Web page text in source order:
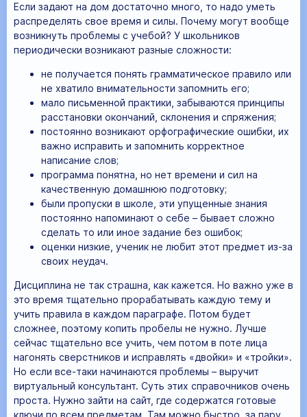
Если задают на дом достаточно много, то надо уметь
распределять свое время и силы. Почему могут вообще
возникнуть проблемы с учебой? У школьников
периодически возникают разные сложности:
не получается понять грамматическое правило или
не хватило внимательности запомнить его;
мало письменной практики, забываются принципы
расстановки окончаний, склонения и спряжения;
постоянно возникают орфографические ошибки, их
важно исправить и запомнить корректное
написание слов;
программа понятна, но нет времени и сил на
качественную домашнюю подготовку;
были пропуски в школе, эти упущенные знания
постоянно напоминают о себе – бывает сложно
сделать то или иное задание без ошибок;
оценки низкие, ученик не любит этот предмет из-за
своих неудач.
Дисциплина не так страшна, как кажется. Но важно уже в
это время тщательно прорабатывать каждую тему и
учить правила в каждом параграфе. Потом будет
сложнее, поэтому копить пробелы не нужно. Лучше
сейчас тщательно все учить, чем потом в поте лица
нагонять сверстников и исправлять «двойки» и «тройки».
Но если все-таки начинаются проблемы – выручит
виртуальный консультант. Суть этих справочников очень
проста. Нужно зайти на сайт, где содержатся готовые